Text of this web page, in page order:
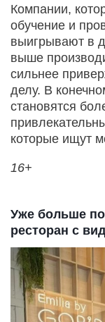
Компании,
обучение и
выигрывают в
выше
сильнее
делу. В
становятся
которые ищут
16+
Уже больше
ресторан с